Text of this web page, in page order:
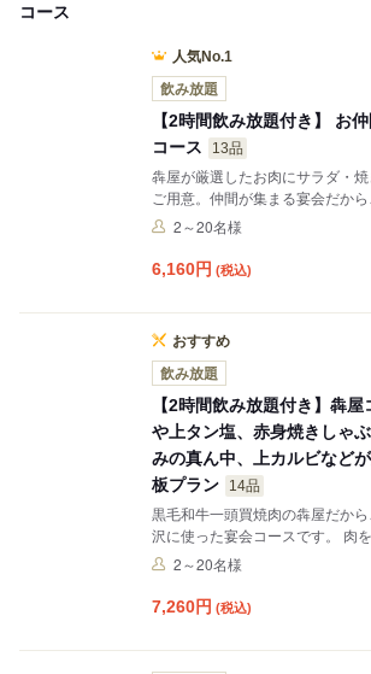
コース
人気No.1
飲み放題
【2時間飲み放題付き】 お
コース
13品
犇屋が厳選したお肉にサラダ・
ご用意。仲間が集まる宴会だか
に合うバランスを考えたコースで
2～20名様
6,160円 (税込)
おすすめ
飲み放題
【2時間飲み放題付き】犇
や上タン塩、赤身焼きしゃ
みの真ん中、上カルビなど
板プラン
14品
黒毛和牛一頭買焼肉の犇屋だか
沢に使った宴会コースです。 肉を知り尽くした職人が本
日最良のお肉を選び、盛り込みました。 正に犇
2～20名様
7,260円 (税込)